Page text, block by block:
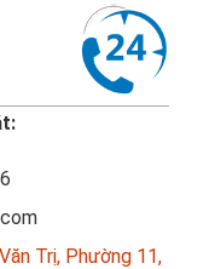
Trị, Phường 11,